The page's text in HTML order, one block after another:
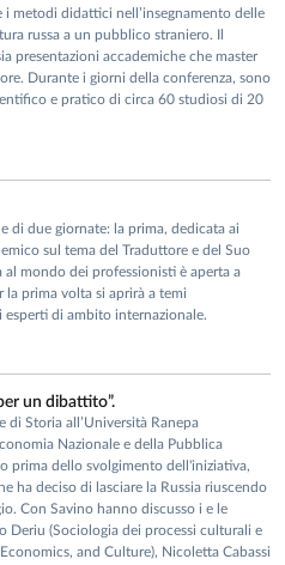
metodi didattici nell’insegnamento delle
russa a un pubblico straniero. Il
presentazioni accademiche che master
Durante i giorni della conferenza, sono
e pratico di circa 60 studiosi di 20
di due giornate: la prima, dedicata ai
sul tema del Traduttore e del Suo
mondo dei professionisti è aperta a
prima volta si aprirà a temi
di ambito internazionale.
un dibattito”.
Storia all’Università Ranepa
Nazionale e della Pubblica
prima dello svolgimento dell'iniziativa,
ha deciso di lasciare la Russia riuscendo
Con Savino hanno discusso i e le
Deriu (Sociologia dei processi culturali e
and Culture), Nicoletta Cabassi